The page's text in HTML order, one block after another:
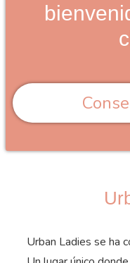
Urban Ladies se ha